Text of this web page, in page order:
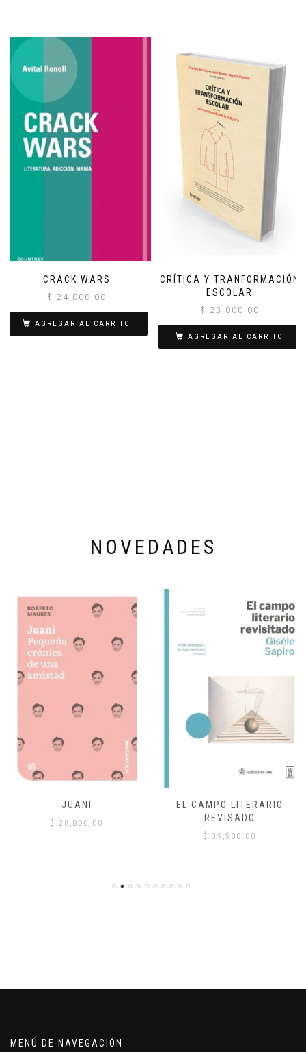
CRACK WARS
$ 24,000.00
AGREGAR AL CARRITO
CRÍTICA Y TRANFORMACIÓN
ESCOLAR
$ 23,000.00
AGREGAR AL CARRITO
NOVEDADES
JUANI
$ 28,800.00
EL CAMPO LITERARIO
REVISADO
$ 39,500.00
MENÚ DE NAVEGACIÓN